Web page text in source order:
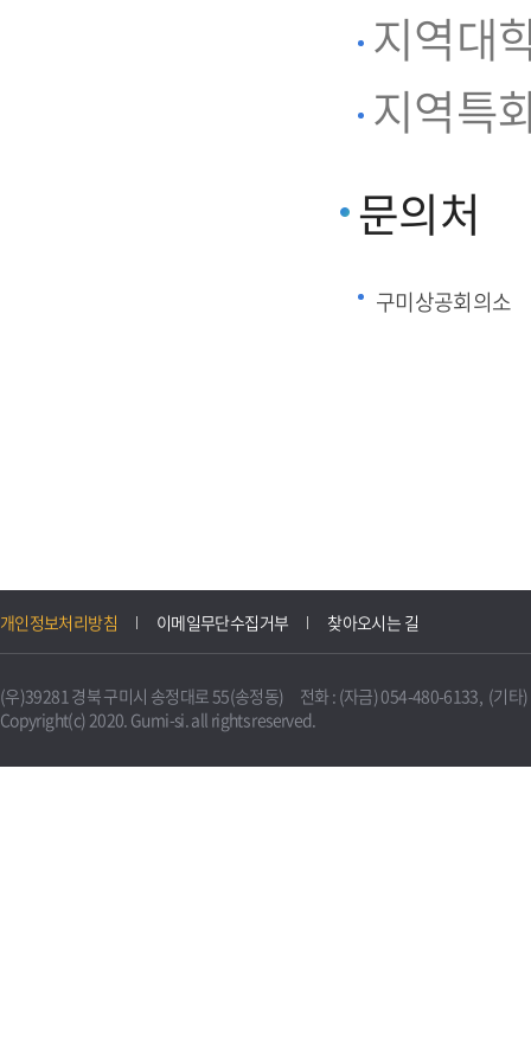
지역대
지역특
문의처
구미상공회의소
개인정보처리방침 이메일무단수집거부 찾아오시는 길
(우)39281 경북 구미시 송정대로 55(송정동) 전화 : (자금) 054-480-6133, (기타
Copyright(c) 2020. Gumi-si. all rights reserved.